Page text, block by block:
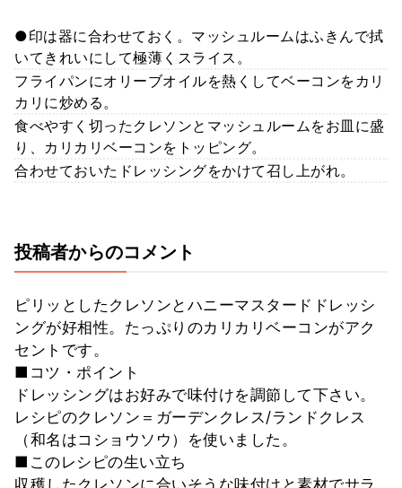
●印は器に合わせておく。マッシュルームはふきんで拭
いてきれいにして極薄くスライス。
フライパンにオリーブオイルを熱くしてベーコンをカリ
カリに炒める。
食べやすく切ったクレソンとマッシュルームをお皿に盛
り、カリカリベーコンをトッピング。
合わせておいたドレッシングをかけて召し上がれ。
投稿者からのコメント
ピリッとしたクレソンとハニーマスタードドレッシ
ングが好相性。たっぷりのカリカリベーコンがアク
セントです。
■コツ・ポイント
ドレッシングはお好みで味付けを調節して下さい。
レシピのクレソン＝ガーデンクレス/ランドクレス
（和名はコショウソウ）を使いました。
■このレシピの生い立ち